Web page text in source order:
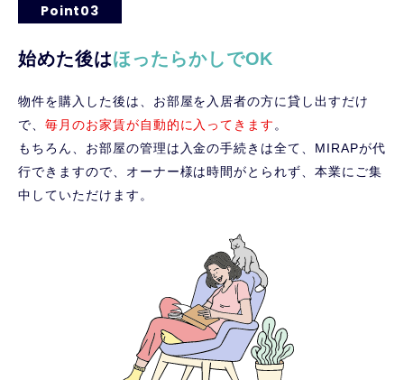
Point03
始めた後はほったらかしでOK
物件を購入した後は、お部屋を入居者の方に貸し出すだけ
で、 毎月のお家賃が自動的に入ってきます 。
もちろん、お部屋の管理は入金の手続きは全て、MIRAPが代
行できますので、オーナー様は時間がとられず、本業にご集
中していただけます。